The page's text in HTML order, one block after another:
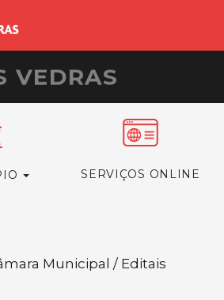
VEDRAS
SERVIÇOS ONLINE
Municipal / Editais